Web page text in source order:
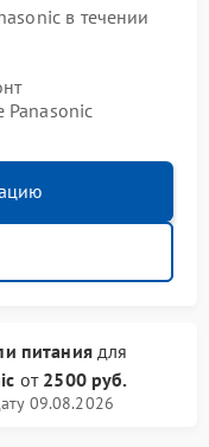
в течении
Panasonic
питаниядля
от 2500 руб.
09.08.2026